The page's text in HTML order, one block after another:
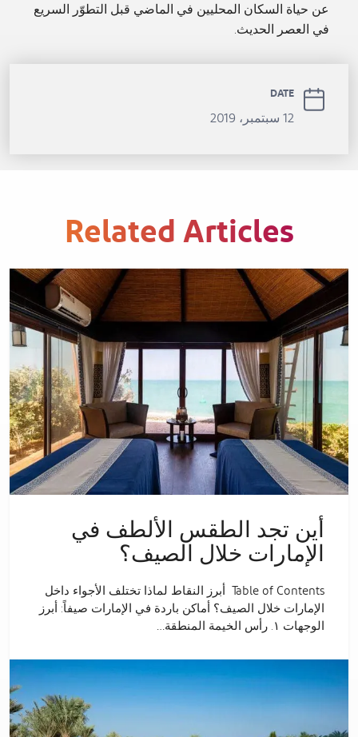
عن حياة السكان المحليين في الماضي قبل التطوّر السريع
في العصر الحديث.
DATE
12 سبتمبر، 2019
Related Articles
أين تجد الطقس الألطف في
الإمارات خلال الصيف؟
Table of Contents أبرز النقاط لماذا تختلف الأجواء داخل
الإمارات خلال الصيف؟ أماكن باردة في الإمارات صيفاً: أبرز
الوجهات ١. رأس الخيمة المنطقة…